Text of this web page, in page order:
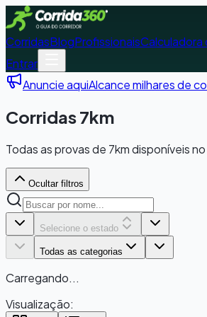
CorridasBlogProfissionaisCalculadora
Entrar
Anuncie aquiAlcance milhares de
Corridas 7km
Todas as provas de 7km disponíveis no
Ocultar filtros
Selecione o estado
Todas as categorias
Carregando...
Visualização: